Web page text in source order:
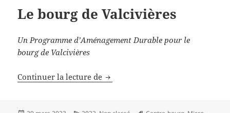
Le bourg de Valcivières
Un Programme d’Aménagement Durable pour le
bourg de Valcivières
Continuer la lecture de Le bourg de Valcivières